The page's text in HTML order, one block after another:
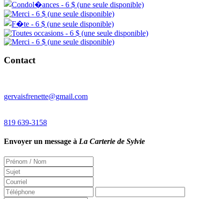
Contact
gervaisfrenette@gmail.com
819 639-3158
Envoyer un message à La Carterie de Sylvie